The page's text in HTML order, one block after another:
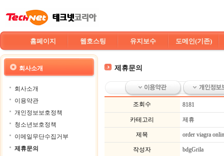
홈페이지 웹호스팅 유지보수 도메인(기존)
회사소개
회사소개
이용약관
개인정보보호정책
청소년보호정책
이메일무단수집거부
제휴문의
제휴문의
조회수 8181
카테고리 제휴
제목 order viagra
작성자 bdgGrila